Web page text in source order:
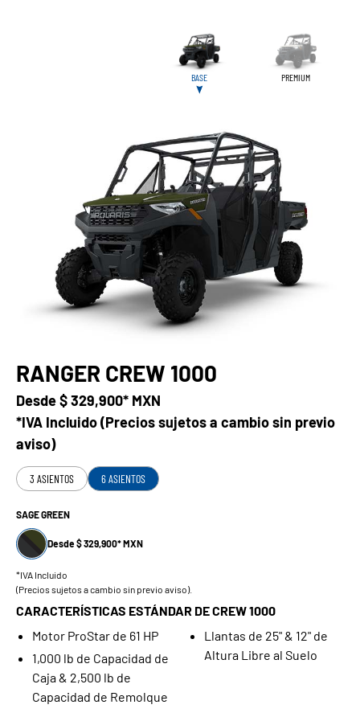
BASE PREMIUM
RANGER CREW 1000
Desde$ 329,900* MXN
*IVA Incluido (Precios sujetos a cambio sin previo
aviso)
3 ASIENTOS 6 ASIENTOS
SAGE GREEN
Desde $ 329,900* MXN
*IVA Incluido
(Precios sujetos a cambio sin previo aviso).
CARACTERÍSTICAS ESTÁNDAR DE CREW 1000
Motor ProStar de 61 HP
1,000 lb de Capacidad de
Caja & 2,500 lb de
Capacidad de Remolque
Llantas de 25" & 12" de
Altura Libre al Suelo